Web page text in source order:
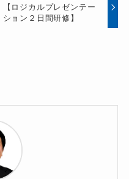
【ロジカルプレゼンテー
ション２日間研修】